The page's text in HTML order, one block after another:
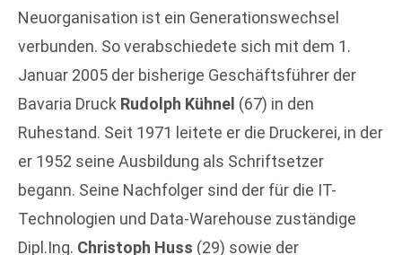
Neuorganisation ist ein Generationswechsel
verbunden. So verabschiedete sich mit dem 1.
Januar 2005 der bisherige Geschäftsführer der
Bavaria Druck Rudolph Kühnel (67) in den
Ruhestand. Seit 1971 leitete er die Druckerei, in der
er 1952 seine Ausbildung als Schriftsetzer
begann. Seine Nachfolger sind der für die IT-
Technologien und Data-Warehouse zuständige
Dipl.Ing. Christoph Huss (29) sowie der